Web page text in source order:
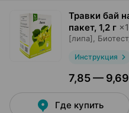
Травки бай
пакет, 1,2 г ×
[липа], Биотест
Инструкция
7,85 —
Где купить